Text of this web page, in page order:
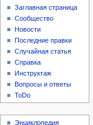
Заглавная страница
Сообщество
Новости
Последние правки
Случайная статья
Справка
Инструктаж
Вопросы и ответы
ToDo
Энциклопедия